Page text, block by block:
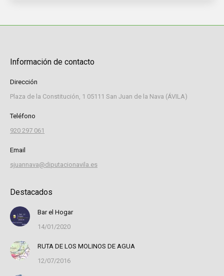
Información de contacto
Dirección
Plaza de la Constitución, 1 05111 San Juan de la Nava (ÁVILA)
Teléfono
920 297 061
Email
sjuannava@diputacionavila.es
Destacados
Bar el Hogar
14/01/2020
RUTA DE LOS MOLINOS DE AGUA
12/07/2016